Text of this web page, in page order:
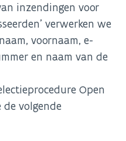
inzendingen voor
verwerken we
voornaam, e-
en naam van de
Open
volgende